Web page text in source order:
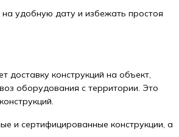
удобную дату и избежать простоя
доставку конструкций на объект,
оборудования с территории. Это
и сертифицированные конструкции, а